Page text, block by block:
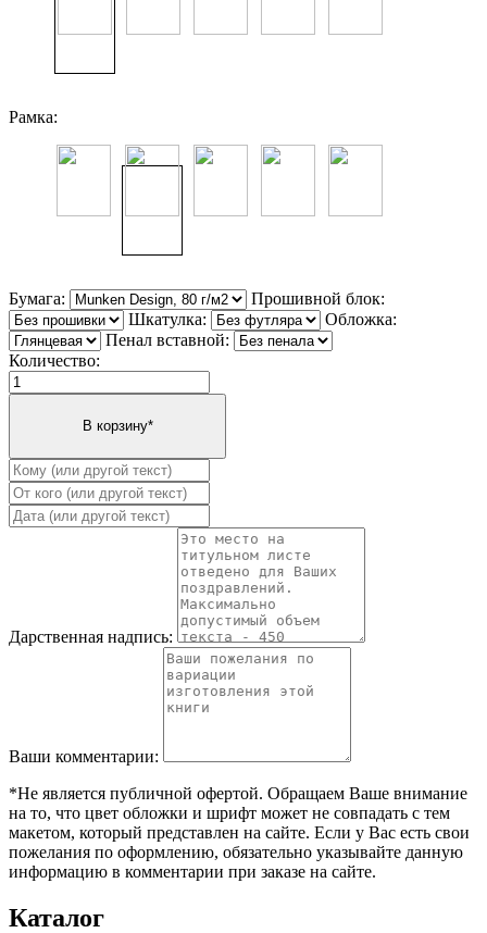
Рамка:
Бумага:
Прошивной блок:
Шкатулка:
Обложка:
Пенал вставной:
Количество:
Дарственная надпись:
Ваши комментарии:
*Не является публичной офертой. Обращаем Ваше внимание
на то, что цвет обложки и шрифт может не совпадать с тем
макетом, который представлен на сайте. Если у Вас есть свои
пожелания по оформлению, обязательно указывайте данную
информацию в комментарии при заказе на сайте.
Каталог